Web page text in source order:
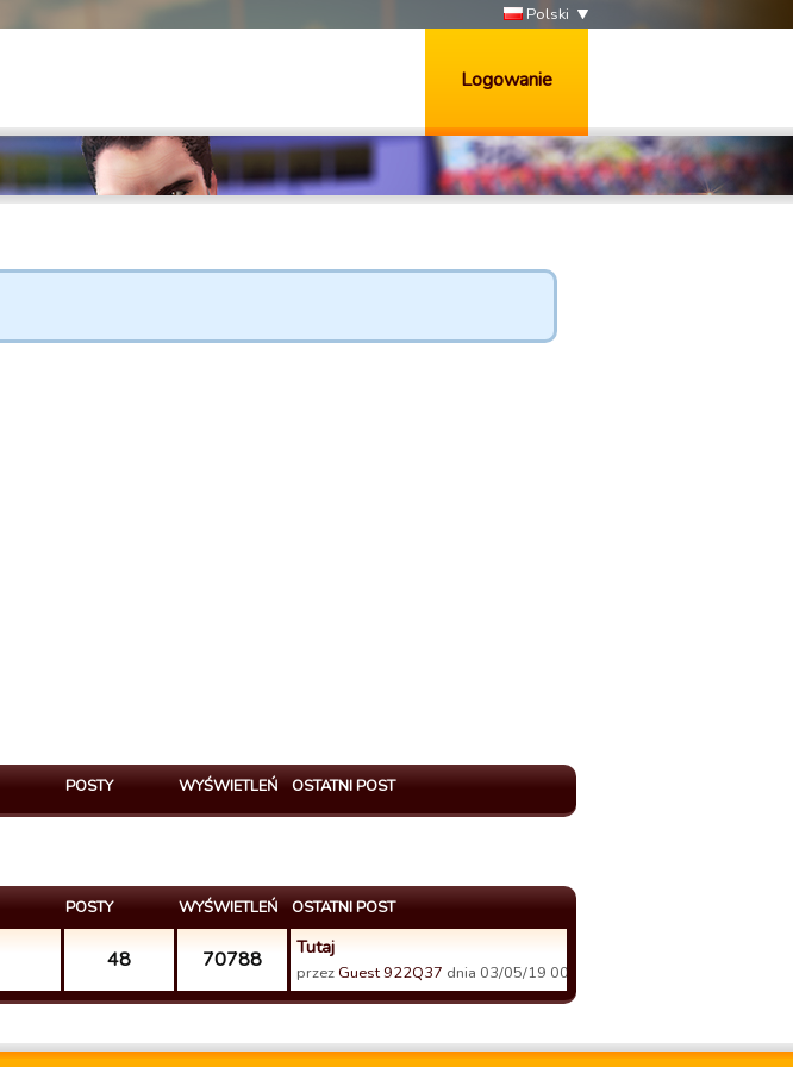
Polski
Logowanie
POSTY WYŚWIETLEŃ OSTATNI POST
POSTY WYŚWIETLEŃ OSTATNI POST
48 70788 Tutaj
przez Guest 922Q37 dnia 03/05/19 00:32.